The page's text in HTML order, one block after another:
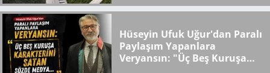
Hüseyin Ufuk Uğur'dan Paralı
Paylaşım Yapanlara
Veryansın: "Üç Beş Kuruşa